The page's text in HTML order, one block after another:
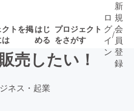
トを掲はじ
める
プロジェクト
をさがす
ロ
グ
イ
ン
/
新
規
会
員
登
録
売したい！
ネス・起業